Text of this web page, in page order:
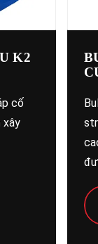
K2
cố
xây